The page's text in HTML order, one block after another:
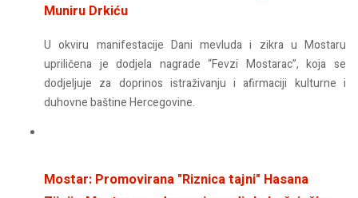
Muniru Drkiću
U okviru manifestacije Dani mevluda i zikra u Mostaru
upriličena je dodjela nagrade “Fevzi Mostarac”, koja se
dodjeljuje za doprinos istraživanju i afirmaciji kulturne i
duhovne baštine Hercegovine.
Mostar: Promovirana "Riznica tajni" Hasana